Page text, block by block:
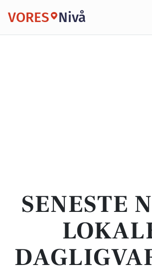
VORES Nivå
SENESTE